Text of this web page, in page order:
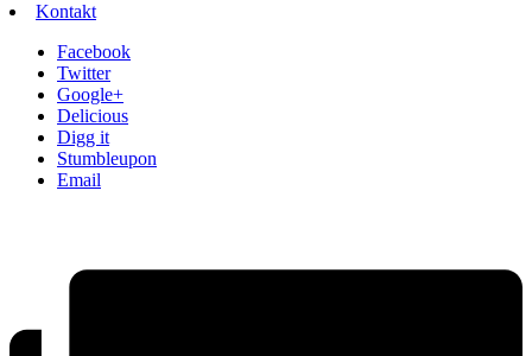
Kontakt
Facebook
Twitter
Google+
Delicious
Digg it
Stumbleupon
Email